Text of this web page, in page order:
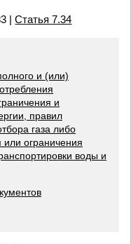
|Статья 7.34
и (или)
и
правил
газа либо
ограничения
воды и